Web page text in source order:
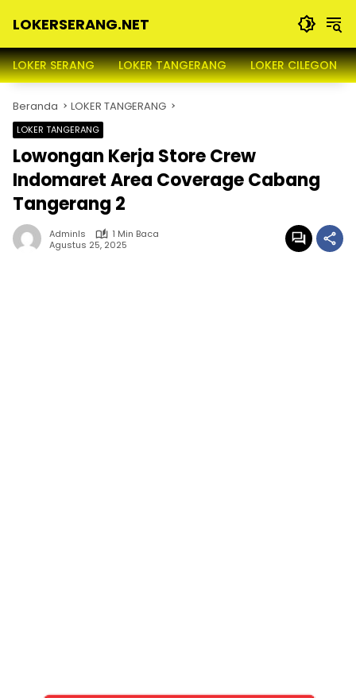
LOKERSERANG.NET
Lowongan
Kerja
dan
Sekitarnya
LOKER SERANG LOKER TANGERANG LOKER CILEGON
Beranda LOKER TANGERANG
LOKER TANGERANG
Lowongan Kerja Store Crew
Indomaret Area Coverage Cabang
Tangerang 2
Adminls
1 Min Baca
Agustus 25, 2025